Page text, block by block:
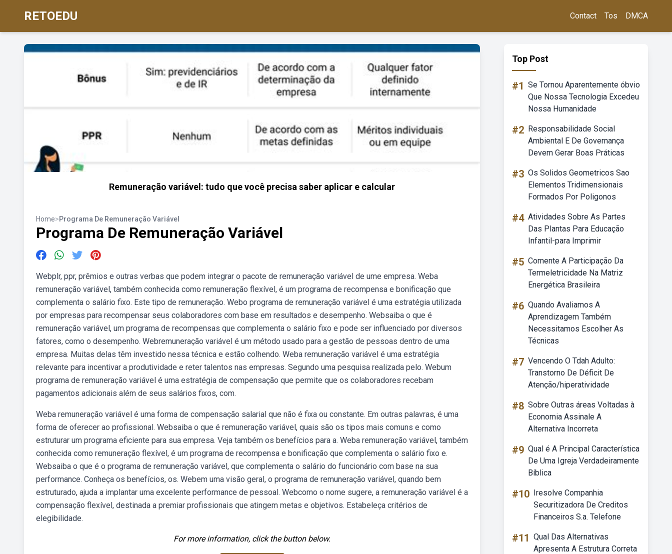
RETOEDU Contact Tos DMCA
Remuneração variável: tudo que você precisa saber aplicar e calcular
Home>Programa De Remuneração Variável
Programa De Remuneração Variável
Webplr, ppr, prêmios e outras verbas que podem integrar o pacote de remuneração variável de ume empresa. Weba
remuneração variável, também conhecida como remuneração flexível, é um programa de recompensa e bonificação que
complementa o salário fixo. Este tipo de remuneração. Webo programa de remuneração variável é uma estratégia utilizada
por empresas para recompensar seus colaboradores com base em resultados e desempenho. Websaiba o que é
remuneração variável, um programa de recompensas que complementa o salário fixo e pode ser influenciado por diversos
fatores, como o desempenho. Webremuneração variável é um método usado para a gestão de pessoas dentro de uma
empresa. Muitas delas têm investido nessa técnica e estão colhendo. Weba remuneração variável é uma estratégia
relevante para incentivar a produtividade e reter talentos nas empresas. Segundo uma pesquisa realizada pelo. Webum
programa de remuneração variável é uma estratégia de compensação que permite que os colaboradores recebam
pagamentos adicionais além de seus salários fixos, com.
Weba remuneração variável é uma forma de compensação salarial que não é fixa ou constante. Em outras palavras, é uma
forma de oferecer ao profissional. Websaiba o que é remuneração variável, quais são os tipos mais comuns e como
estruturar um programa eficiente para sua empresa. Veja também os benefícios para a. Weba remuneração variável, também
conhecida como remuneração flexível, é um programa de recompensa e bonificação que complementa o salário fixo e.
Websaiba o que é o programa de remuneração variável, que complementa o salário do funcionário com base na sua
performance. Conheça os benefícios, os. Webem uma visão geral, o programa de remuneração variável, quando bem
estruturado, ajuda a implantar uma excelente performance de pessoal. Webcomo o nome sugere, a remuneração variável é a
compensação flexível, destinada a premiar profissionais que atingem metas e objetivos. Estabeleça critérios de
elegibilidade.
For more information, click the button below.
Top Post
#1 Se Tornou Aparentemente óbvio
Que Nossa Tecnologia Excedeu
Nossa Humanidade
#2 Responsabilidade Social
Ambiental E De Governança
Devem Gerar Boas Práticas
#3 Os Solidos Geometricos Sao
Elementos Tridimensionais
Formados Por Poligonos
#4 Atividades Sobre As Partes
Das Plantas Para Educação
Infantil-para Imprimir
#5 Comente A Participação Da
Termeletricidade Na Matriz
Energética Brasileira
#6 Quando Avaliamos A
Aprendizagem Também
Necessitamos Escolher As
Técnicas
#7 Vencendo O Tdah Adulto:
Transtorno De Déficit De
Atenção/hiperatividade
#8 Sobre Outras áreas Voltadas à
Economia Assinale A
Alternativa Incorreta
#9 Qual é A Principal Característica
De Uma Igreja Verdadeiramente
Bíblica
#10 Iresolve Companhia
Securitizadora De Creditos
Financeiros S.a. Telefone
#11 Qual Das Alternativas
Apresenta A Estrutura Correta